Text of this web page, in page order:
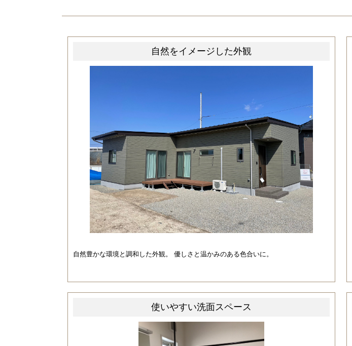
自然をイメージした外観
自然豊かな環境と調和した外観。 優しさと温かみのある色合いに。
使いやすい洗面スペース